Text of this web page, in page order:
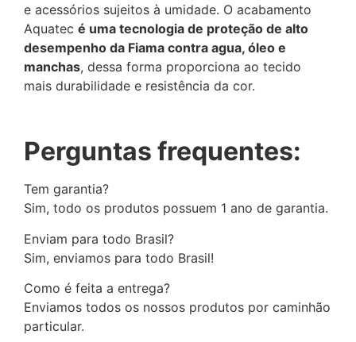
e acessórios sujeitos à umidade. O acabamento
Aquatec é uma tecnologia de proteção de alto
desempenho da Fiama contra agua, óleo e
manchas, dessa forma proporciona ao tecido
mais durabilidade e resistência da cor.
Perguntas frequentes:
Tem garantia?
Sim, todo os produtos possuem 1 ano de garantia.
Enviam para todo Brasil?
Sim, enviamos para todo Brasil!
Como é feita a entrega?
Enviamos todos os nossos produtos por caminhão
particular.
Nosso Endereço
Rua Rouxinóis, 75 - Claudio / MG, CEP
35530-000